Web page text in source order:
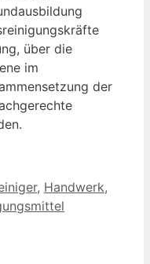
über die
im
der
, Handwerk,